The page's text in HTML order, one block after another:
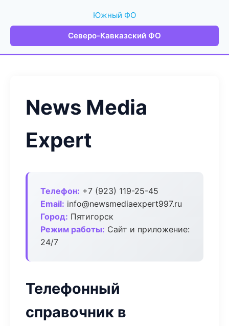
Южный ФО
Северо-Кавказский ФО
News Media
Expert
Телефон: +7 (923) 119-25-45
Email: info@newsmediaexpert997.ru
Город: Пятигорск
Режим работы: Сайт и приложение:
24/7
Телефонный
справочник в